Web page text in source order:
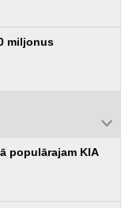
miljonus
populārajam KIA